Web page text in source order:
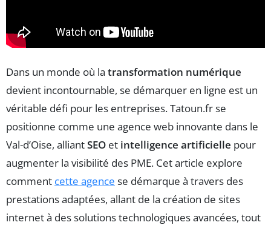
Dans un monde où la transformation numérique
devient incontournable, se démarquer en ligne est un
véritable défi pour les entreprises. Tatoun.fr se
positionne comme une agence web innovante dans le
Val-d’Oise, alliantSEO et intelligence artificielle pour
augmenter la visibilité des PME. Cet article explore
comment cette agence se démarque à travers des
prestations adaptées, allant de la création de sites
internet à des solutions technologiques avancées, tout